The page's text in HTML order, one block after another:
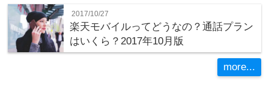
2017/10/27
楽天モバイルってどうなの？通話プラン
はいくら？2017年10月版
more...